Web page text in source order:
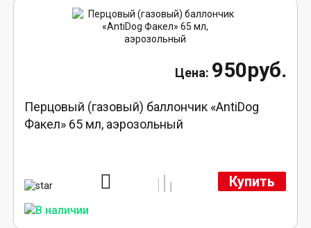
950руб.
Перцовый (газовый) баллончик «AntiDog
Факел» 65 мл, аэрозольный
Купить